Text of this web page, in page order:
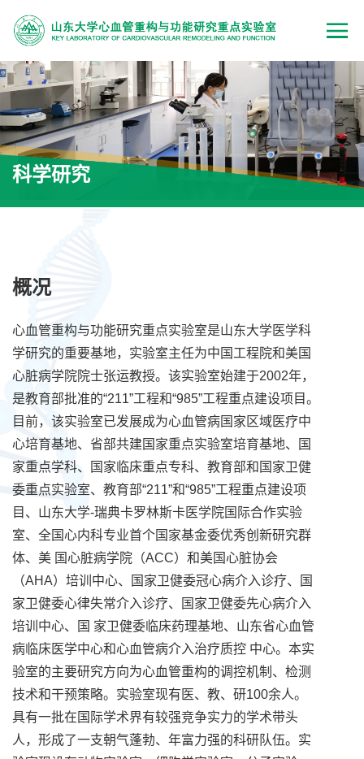
科学研究
概况
心血管重构与功能研究重点实验室是山东大学医学科
学研究的重要基地，实验室主任为中国工程院和美国
心脏病学院院士张运教授。该实验室始建于2002年，
是教育部批准的“211”工程和“985”工程重点建设项目。
目前，该实验室已发展成为心血管病国家区域医疗中
心培育基地、省部共建国家重点实验室培育基地、国
家重点学科、国家临床重点专科、教育部和国家卫健
委重点实验室、教育部“211”和“985”工程重点建设项
目、山东大学-瑞典卡罗林斯卡医学院国际合作实验
室、全国心内科专业首个国家基金委优秀创新研究群
体、美 国心脏病学院（ACC）和美国心脏协会
（AHA）培训中心、国家卫健委冠心病介入诊疗、国
家卫健委心律失常介入诊疗、国家卫健委先心病介入
培训中心、国 家卫健委临床药理基地、山东省心血管
病临床医学中心和心血管病介入治疗质控 中心。本实
验室的主要研究方向为心血管重构的调控机制、检测
技术和干预策略。实验室现有医、教、研100余人。
具有一批在国际学术界有较强竞争实力的学术带头
人，形成了一支朝气蓬勃、年富力强的科研队伍。实